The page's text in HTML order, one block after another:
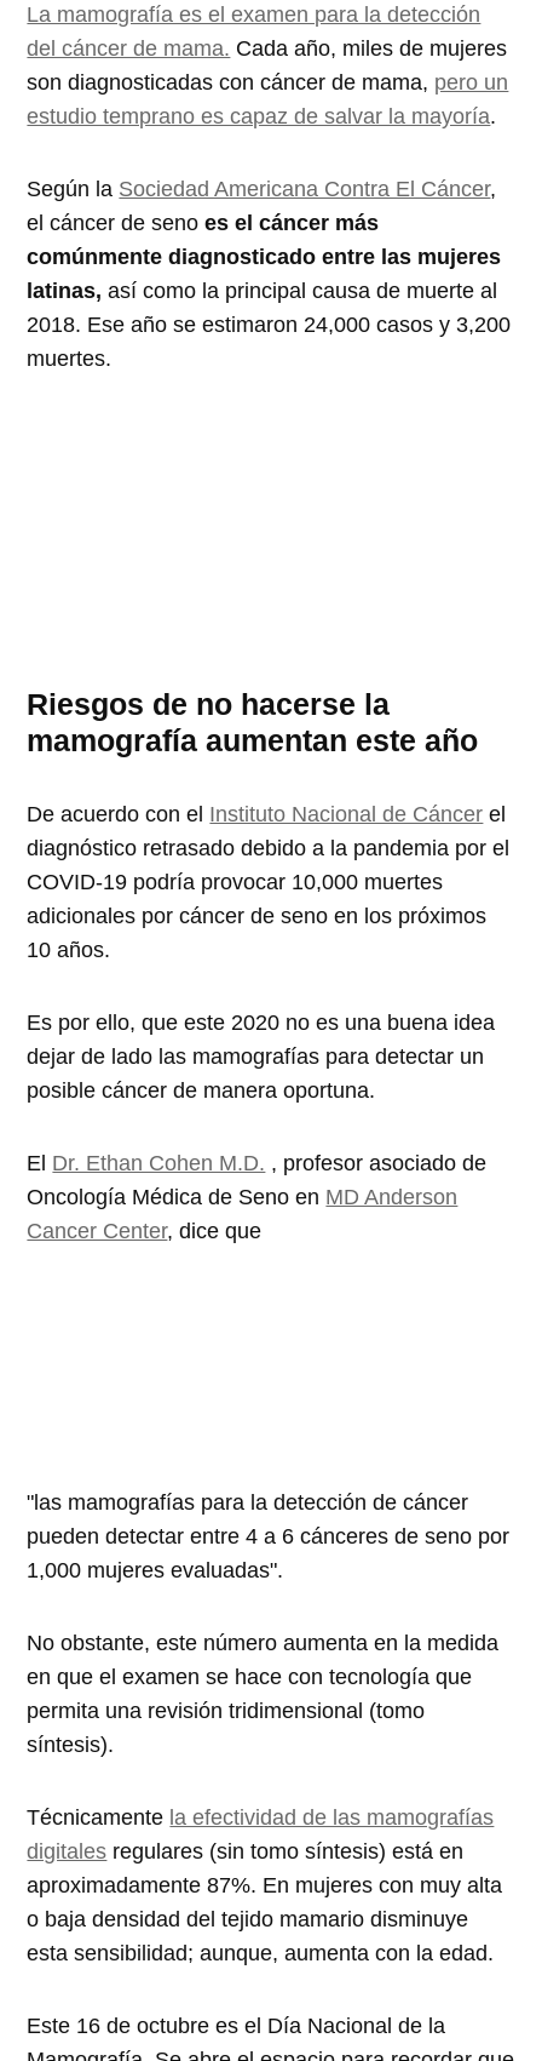
La mamografía es el examen para la detección
del cáncer de mama. Cada año, miles de mujeres
son diagnosticadas con cáncer de mama, pero un
estudio temprano es capaz de salvar la mayoría.
Según la Sociedad Americana Contra El Cáncer,
el cáncer de senoes el cáncer más
comúnmente diagnosticado entre las mujeres
latinas, así como la principal causa de muerte al
2018. Ese año se estimaron 24,000 casos y 3,200
muertes.
Riesgos de no hacerse la
mamografía aumentan este año
De acuerdo con el Instituto Nacional de Cáncer el
diagnóstico retrasado debido a la pandemia por el
COVID-19 podría provocar 10,000 muertes
adicionales por cáncer de seno en los próximos
10 años.
Es por ello, que este 2020 no es una buena idea
dejar de lado las mamografías para detectar un
posible cáncer de manera oportuna.
El Dr. Ethan Cohen M.D. , profesor asociado de
Oncología Médica de Seno en MD Anderson
Cancer Center, dice que
"las mamografías para la detección de cáncer
pueden detectar entre 4 a 6 cánceres de seno por
1,000 mujeres evaluadas".
No obstante, este número aumenta en la medida
en que el examen se hace con tecnología que
permita una revisión tridimensional (tomo
síntesis).
Técnicamente la efectividad de las mamografías
digitales regulares (sin tomo síntesis) está en
aproximadamente 87%. En mujeres con muy alta
o baja densidad del tejido mamario disminuye
esta sensibilidad; aunque, aumenta con la edad.
Este 16 de octubre es el Día Nacional de la